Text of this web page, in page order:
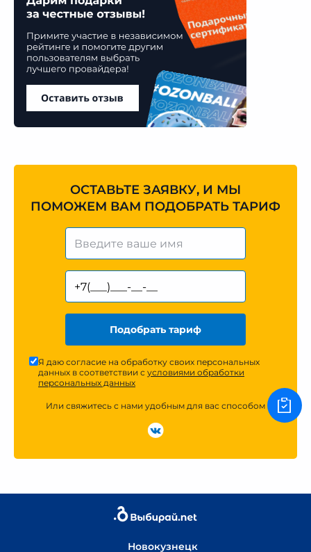
ОСТАВЬТЕ ЗАЯВКУ, И МЫ
ПОМОЖЕМ ВАМ ПОДОБРАТЬ ТАРИФ
Подобрать тариф
Я даю согласие на обработку своих персональных
данных в соответствии с условиями обработки
персональных данных
Или свяжитесь с нами удобным для вас способом
Новокузнецк